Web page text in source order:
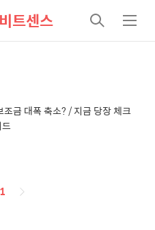
트센스
검
색
메
뉴
금 대폭 축소? / 지금 당장 체크
페
1